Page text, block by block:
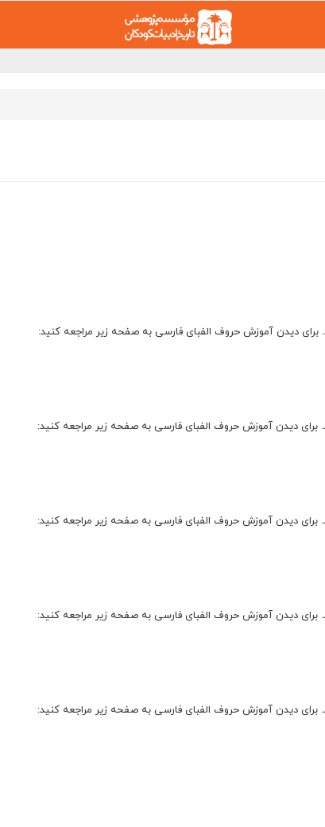
دیدن آموزش حروف الفبای فارسی به صفحه زیر مراجعه کنید:
دیدن آموزش حروف الفبای فارسی به صفحه زیر مراجعه کنید:
دیدن آموزش حروف الفبای فارسی به صفحه زیر مراجعه کنید:
دیدن آموزش حروف الفبای فارسی به صفحه زیر مراجعه کنید:
دیدن آموزش حروف الفبای فارسی به صفحه زیر مراجعه کنید: